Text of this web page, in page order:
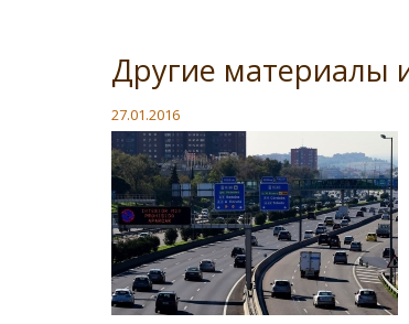
Другие материалы
27.01.2016